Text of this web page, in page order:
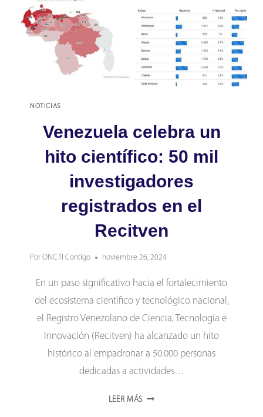
NOTICIAS
Venezuela celebra un
hito científico: 50 mil
investigadores
registrados en el
Recitven
Por ONCTI Contigo noviembre 26, 2024
En un paso significativo hacia el fortalecimiento
del ecosistema científico y tecnológico nacional,
el Registro Venezolano de Ciencia, Tecnología e
Innovación (Recitven) ha alcanzado un hito
histórico al empadronar a 50.000 personas
dedicadas a actividades…
LEER MÁS VENEZUELA